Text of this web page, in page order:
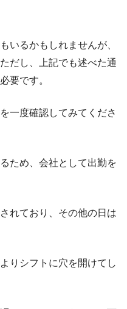
いるかもしれませんが、
だし、上記でも述べた通
要です。
一度確認してみてくださ
ため、会社として出勤を
れており、その他の日は
りシフトに穴を開けてし